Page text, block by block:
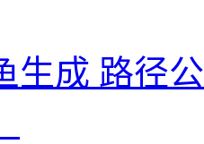
生成 路径